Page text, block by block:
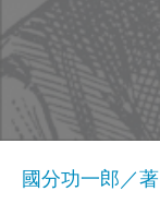
國分功一郎／著